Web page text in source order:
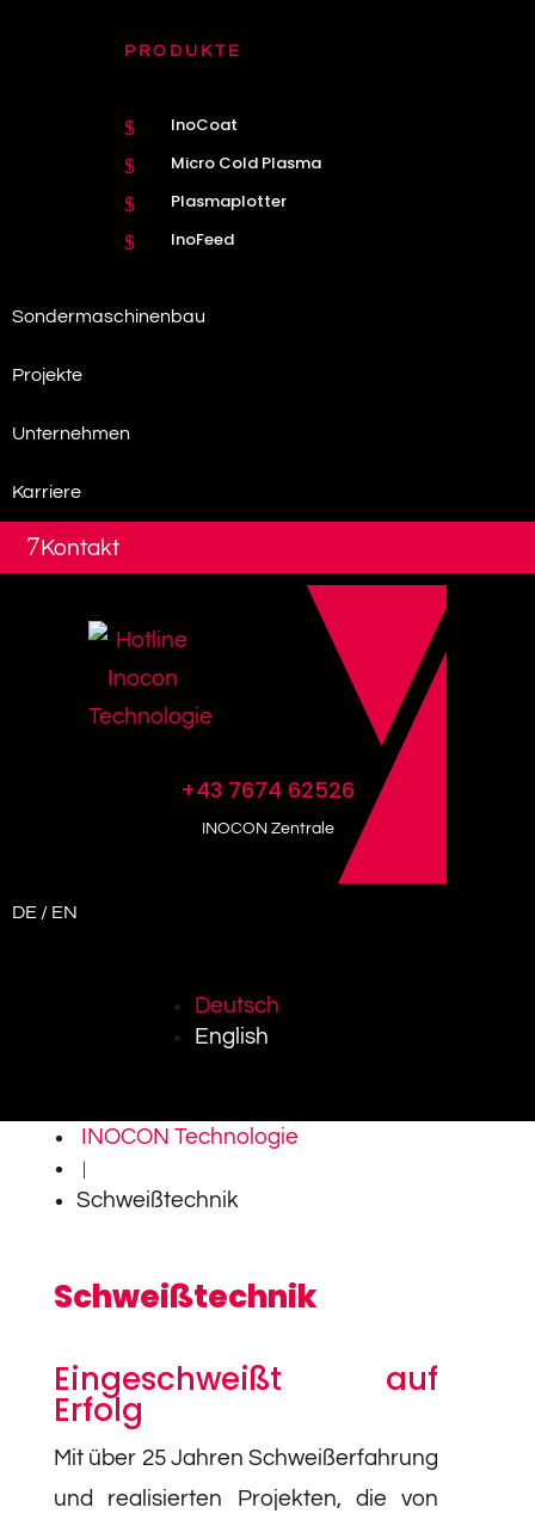
PRODUKTE
$ InoCoat
$ Micro Cold Plasma
$ Plasmaplotter
$ InoFeed
Sondermaschinenbau
Projekte
Unternehmen
Karriere
7 Kontakt
+43 7674 62526
INOCON Zentrale
DE / EN
Deutsch
English
INOCON Technologie
Schweißtechnik
Schweißtechnik
Eingeschweißt auf
Erfolg
Mit über 25 Jahren Schweißerfahrung
und realisierten Projekten, die von